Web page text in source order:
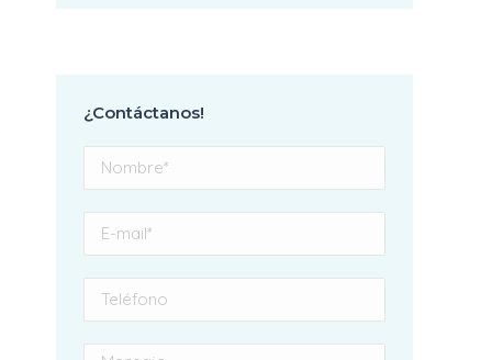
con el resultado y
agradecida a todo el
totalmente
dentista se convierta en
¿Contáctanos!